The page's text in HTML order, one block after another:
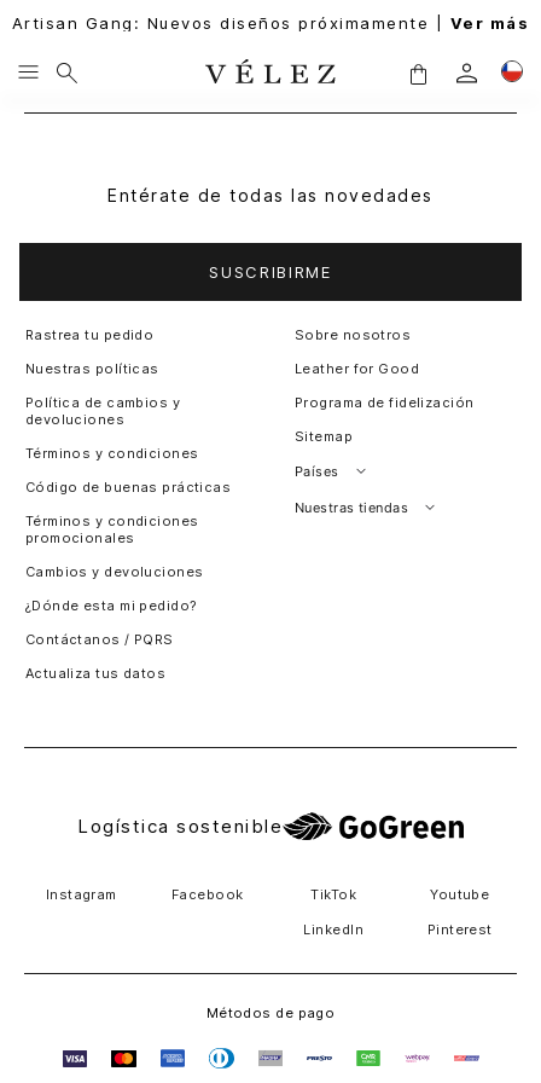
Artisan Gang: Nuevos diseños próximamente | Ver más
Entérate de todas las novedades
SUSCRIBIRME
Rastrea tu pedido
Nuestras políticas
Política de cambios y
devoluciones
Términos y condiciones
Código de buenas prácticas
Términos y condiciones
promocionales
Cambios y devoluciones
¿Dónde esta mi pedido?
Contáctanos / PQRS
Actualiza tus datos
Sobre nosotros
Leather for Good
Programa de fidelización
Sitemap
Países
Perú
Nuestras tiendas
Logística sostenible
Instagram Facebook TikTok Youtube
LinkedIn Pinterest
Métodos de pago